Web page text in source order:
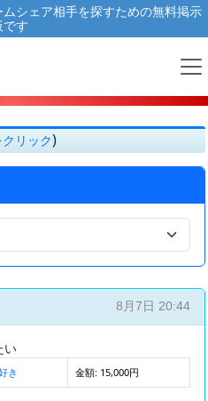
シェア相手を探すための無料掲示
です
リック)
8月7日 20:44
い
き 金額: 15,000円